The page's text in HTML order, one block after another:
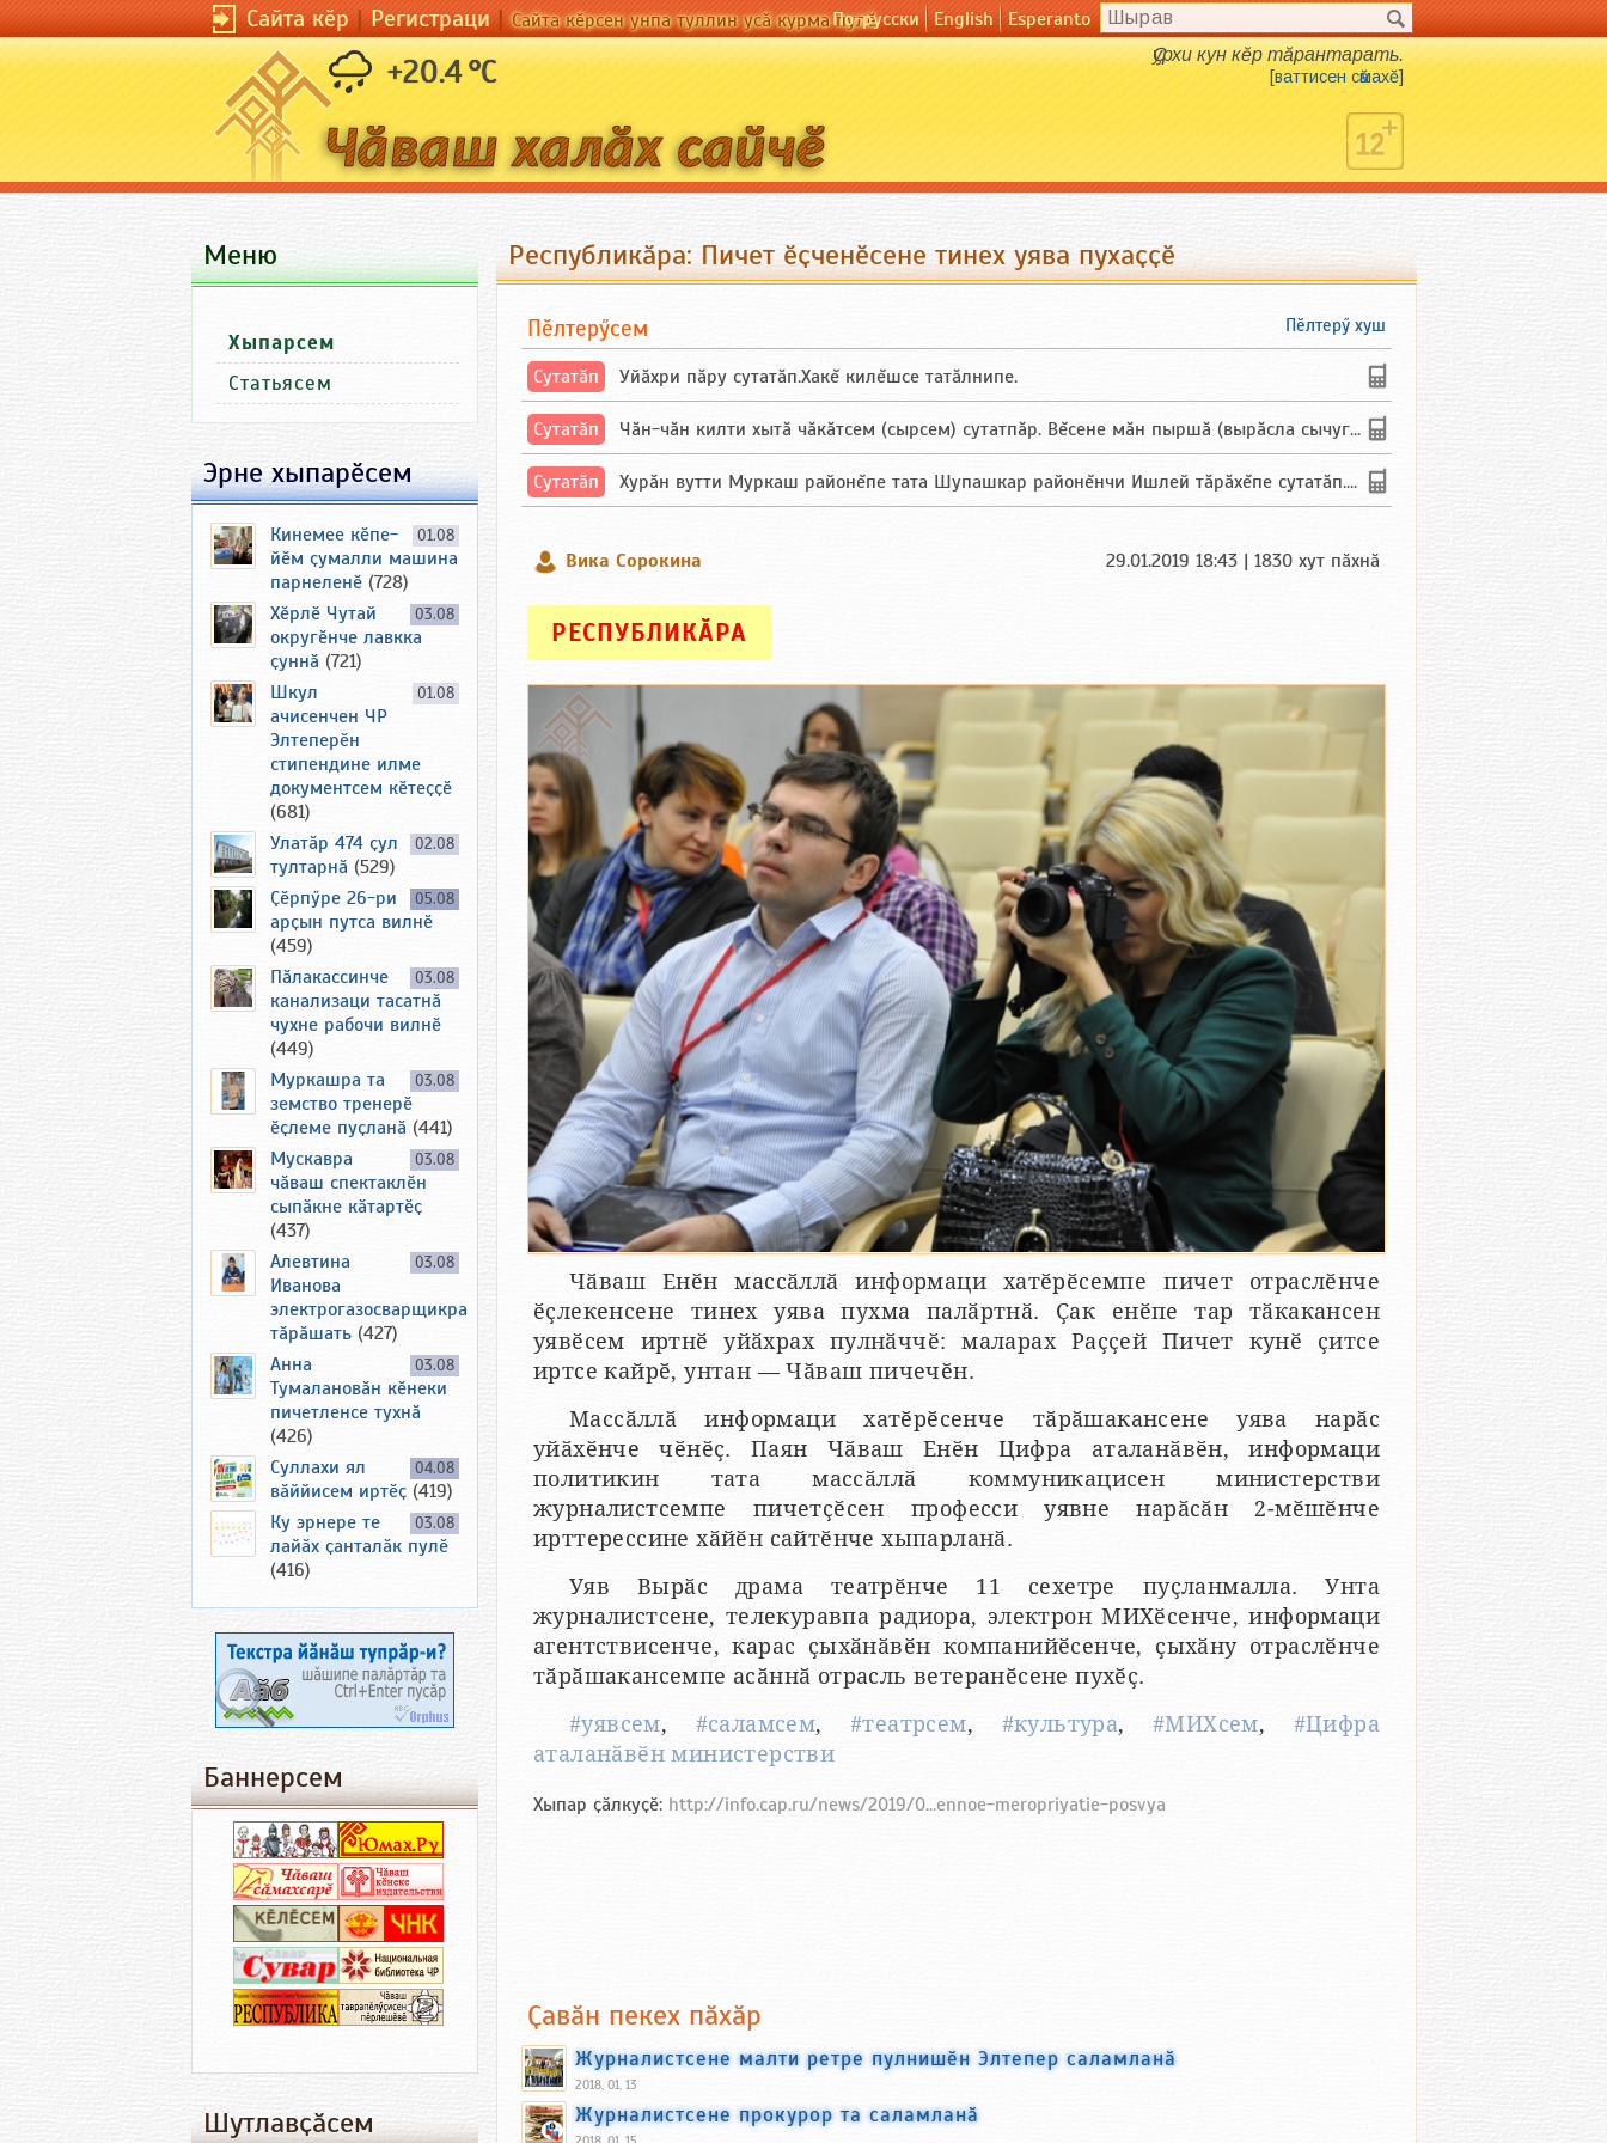
Сайта кӗр|Регистраци|Сайта кӗрсен унпа туллин усӑ курма пулӗПо-русски English Esperanto
+20.4 °C Ҫурхи кун кӗр тӑрантарать.
[ваттисен сӑмахӗ]
Республикӑра: Пичет ӗҫченӗсене тинех уява пухаҫҫӗ
Пӗлтерӳ хуш
Пӗлтерӳсем
Сутатӑп Уйăхри пăру сутатăп.Хакĕ килĕшсе татăлнипе.
Сутатӑп Чăн-чăн килти хытă чăкăтсем (сырсем) сутатпăр. Вĕсене мăн пыршă (вырăсла сычуг) ...
Сутатӑп Хурăн вутти Муркаш районĕпе тата Шупашкар районĕнчи Ишлей тăрăхĕпе сутатăп. Ха...
Вика Сорокина 29.01.2019 18:43 | 1830 хут пӑхнӑ
РЕСПУБЛИКӐРА
Чӑваш Енӗн массӑллӑ информаци хатӗрӗсемпе пичет отраслӗнче
ӗҫлекенсене тинех уява пухма палӑртнӑ. Ҫак енӗпе тар тӑкакансен
уявӗсем иртнӗ уйӑхрах пулнӑччӗ: маларах Раҫҫей Пичет кунӗ ҫитсе
иртсе кайрӗ, унтан — Чӑваш пичечӗн.
Массӑллӑ информаци хатӗрӗсенче тӑрӑшакансене уява нарӑс
уйӑхӗнче чӗнӗҫ. Паян Чӑваш Енӗн Цифра аталанӑвӗн, информаци
политикин тата массӑллӑ коммуникацисен министерстви
журналистсемпе пичетҫӗсен професси уявне нарӑсӑн 2-мӗшӗнче
ирттерессине хӑйӗн сайтӗнче хыпарланӑ.
Уяв Вырӑс драма театрӗнче 11 сехетре пуҫланмалла. Унта
журналистсене, телекуравпа радиора, электрон МИХӗсенче, информаци
агентствисенче, карас ҫыхӑнӑвӗн компанийӗсенче, ҫыхӑну отраслӗнче
тӑрӑшакансемпе асӑннӑ отрасль ветеранӗсене пухӗҫ.
#уявсем, #саламсем,#театрсем, #культура, #МИХсем, #Цифра
аталанӑвӗн министерстви
Хыпар ҫӑлкуҫӗ: http://info.cap.ru/news/2019/0...ennoe-meropriyatie-posvya
Ҫавӑн пекех пӑхӑр
Журналистсене малти ретре пулнишӗн Элтепер саламланӑ
2018, 01, 13
Журналистсене прокурор та саламланӑ
Меню
Хыпарсем
Статьясем
Эрне хыпарӗсем
01.08
Кинемее кӗпе-
йӗм ҫумалли машина
парнеленӗ (728)
03.08
Хӗрлӗ Чутай
округӗнче лавкка
ҫуннӑ (721)
01.08
Шкул
ачисенчен ЧР
Элтеперӗн
стипендине илме
документсем кӗтеҫҫӗ
(681)
02.08
Улатӑр 474 ҫул
тултарнӑ (529)
05.08
Ҫӗрпӳре 26-ри
арҫын путса вилнӗ
(459)
03.08
Пӑлакассинче
канализаци тасатнӑ
чухне рабочи вилнӗ
(449)
03.08
Муркашра та
земство тренерӗ
ӗҫлеме пуҫланӑ (441)
03.08
Мускавра
чӑваш спектаклӗн
сыпӑкне кӑтартӗҫ
(437)
03.08
Алевтина
Иванова
электрогазосварщикра
тӑрӑшать (427)
03.08
Анна
Тумалановӑн кӗнеки
пичетленсе тухнӑ
(426)
04.08
Суллахи ял
вӑййисем иртӗҫ (419)
03.08
Ку эрнере те
лайӑх ҫанталӑк пулӗ
(416)
Баннерсем
Шутлавҫӑсем